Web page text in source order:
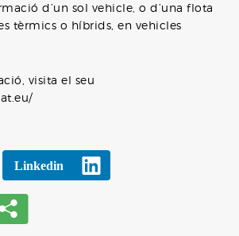
d’un sol vehicle, o d’una flota
tèrmics o híbrids, en vehicles
visita el seu